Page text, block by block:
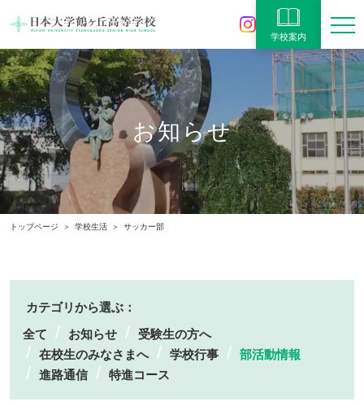
学校案内
お知らせ
トップページ 学校生活 サッカー部
カテゴリから選ぶ：
全て
お知らせ
受験生の方へ
在校生のみなさまへ
学校行事
部活動情報
進路通信
特進コース